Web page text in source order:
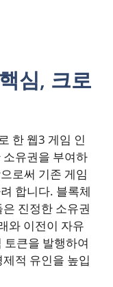
심, 크로
한 웹3 게임 인
유권을 부여하
로써 기존 게임
합니다. 블록체
진정한 소유권
와 이전이 자유
토큰을 발행하여
적 유인을 높입